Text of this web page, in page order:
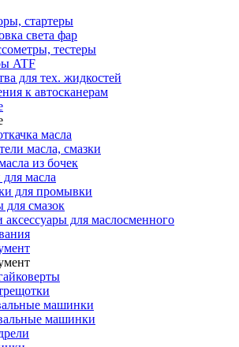
стартеры
света фар
тестеры
ATF
для тех. жидкостей
к автосканерам
масла
масла, смазки
из бочек
масла
для промывки
смазок
для маслосменного
машинки
машинки